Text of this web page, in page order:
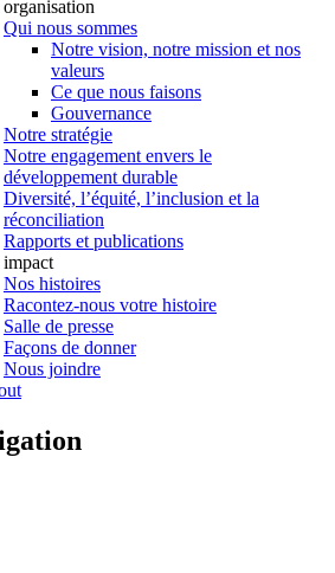
Qui nous sommes
Notre vision, notre mission et nos
valeurs
Ce que nous faisons
Gouvernance
Notre stratégie
Notre engagement envers le
développement durable
Diversité, l’équité, l’inclusion et la
réconciliation
Rapports et publications
Nos histoires
Racontez-nous votre histoire
Salle de presse
Façons de donner
Nous joindre